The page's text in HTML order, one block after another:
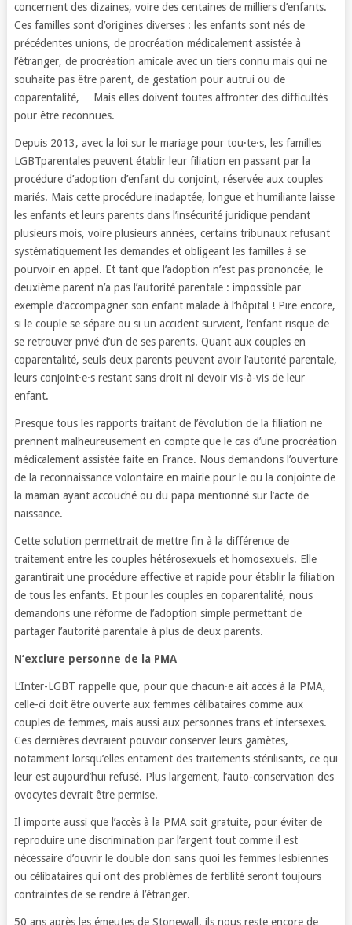
concernent des dizaines, voire des centaines de milliers d’enfants.
Ces familles sont d’origines diverses : les enfants sont nés de
précédentes unions, de procréation médicalement assistée à
l’étranger, de procréation amicale avec un tiers connu mais qui ne
souhaite pas être parent, de gestation pour autrui ou de
coparentalité,… Mais elles doivent toutes affronter des difficultés
pour être reconnues.
Depuis 2013, avec la loi sur le mariage pour tou·te·s, les familles
LGBTparentales peuvent établir leur filiation en passant par la
procédure d’adoption d’enfant du conjoint, réservée aux couples
mariés. Mais cette procédure inadaptée, longue et humiliante laisse
les enfants et leurs parents dans l’insécurité juridique pendant
plusieurs mois, voire plusieurs années, certains tribunaux refusant
systématiquement les demandes et obligeant les familles à se
pourvoir en appel. Et tant que l’adoption n’est pas prononcée, le
deuxième parent n’a pas l’autorité parentale : impossible par
exemple d’accompagner son enfant malade à l’hôpital ! Pire encore,
si le couple se sépare ou si un accident survient, l’enfant risque de
se retrouver privé d’un de ses parents. Quant aux couples en
coparentalité, seuls deux parents peuvent avoir l’autorité parentale,
leurs conjoint·e·s restant sans droit ni devoir vis-à-vis de leur
enfant.
Presque tous les rapports traitant de l’évolution de la filiation ne
prennent malheureusement en compte que le cas d’une procréation
médicalement assistée faite en France. Nous demandons l’ouverture
de la reconnaissance volontaire en mairie pour le ou la conjointe de
la maman ayant accouché ou du papa mentionné sur l’acte de
naissance.
Cette solution permettrait de mettre fin à la différence de
traitement entre les couples hétérosexuels et homosexuels. Elle
garantirait une procédure effective et rapide pour établir la filiation
de tous les enfants. Et pour les couples en coparentalité, nous
demandons une réforme de l’adoption simple permettant de
partager l’autorité parentale à plus de deux parents.
N’exclure personne de la PMA
L’Inter-LGBT rappelle que, pour que chacun·e ait accès à la PMA,
celle-ci doit être ouverte aux femmes célibataires comme aux
couples de femmes, mais aussi aux personnes trans et intersexes.
Ces dernières devraient pouvoir conserver leurs gamètes,
notamment lorsqu’elles entament des traitements stérilisants, ce qui
leur est aujourd’hui refusé. Plus largement, l’auto-conservation des
ovocytes devrait être permise.
Il importe aussi que l’accès à la PMA soit gratuite, pour éviter de
reproduire une discrimination par l’argent tout comme il est
nécessaire d’ouvrir le double don sans quoi les femmes lesbiennes
ou célibataires qui ont des problèmes de fertilité seront toujours
contraintes de se rendre à l’étranger.
50 ans après les émeutes de Stonewall, ils nous reste encore de